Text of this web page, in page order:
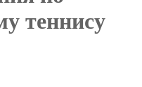
теннису